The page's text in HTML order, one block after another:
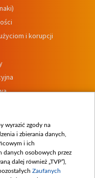
i korupcji
wyrazić zgody na
i zbierania danych,
i ich
danych osobowych przez
dalej również „TVP”),
Zaufanych